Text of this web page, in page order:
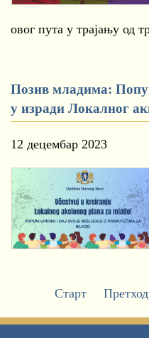
овог пута у трајању од
Позив младима:
у изради Локалног
12 децембар 2023
Старт